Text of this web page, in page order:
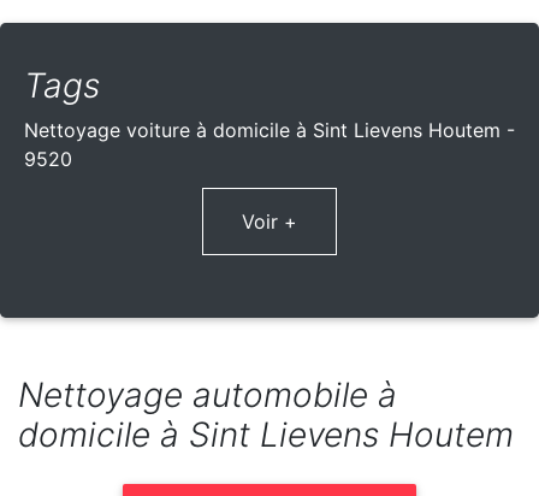
Tags
Nettoyage voiture à domicile à Sint Lievens Houtem -
9520
Voir +
Nettoyage automobile à
domicile à Sint Lievens Houtem